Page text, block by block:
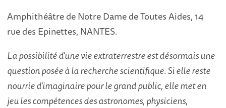
Amphithéâtre de Notre Dame de Toutes Aides, 14
rue des Epinettes, NANTES.
La possibilité d'une vie extraterrestre est désormais une
question posée à la recherche scientifique. Si elle reste
nourrie d'imaginaire pour le grand public, elle met en
jeu les compétences des astronomes, physiciens,